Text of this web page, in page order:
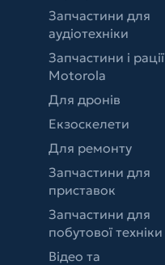
Запчастини для
аудіотехніки
Запчастини і рації
Motorola
Для дронів
Екзоскелети
Для ремонту
Запчастини для
приставок
Запчастини для
побутової техніки
Відео та